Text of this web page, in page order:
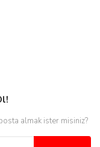
almak ister misiniz?